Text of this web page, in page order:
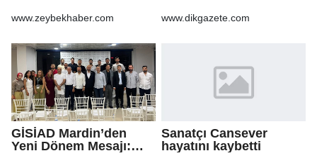
www.zeybekhaber.com
Gazete'de
www.dikgazete.com
GİSİAD Mardin’den
Yeni Dönem Mesajı:
Sanatçı Cansever
hayatını kaybetti